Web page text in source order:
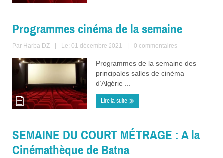
Programmes cinéma de la semaine
Par Harba DZ Le: 01 décembre 2021 0 commentaires
Programmes de la semaine des
principales salles de cinéma
d’Algérie ...
Lire la suite
SEMAINE DU COURT MÉTRAGE : A la
Cinémathèque de Batna